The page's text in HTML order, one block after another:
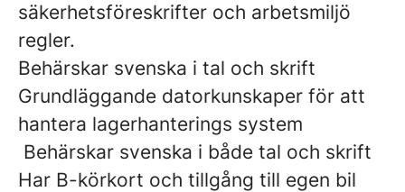
säkerhetsföreskrifter och arbetsmiljö
regler.
Behärskar svenska i tal och skrift
Grundläggande datorkunskaper för att
hantera lagerhanterings system
Behärskar svenska i både tal och skrift
Har B-körkort och tillgång till egen bil